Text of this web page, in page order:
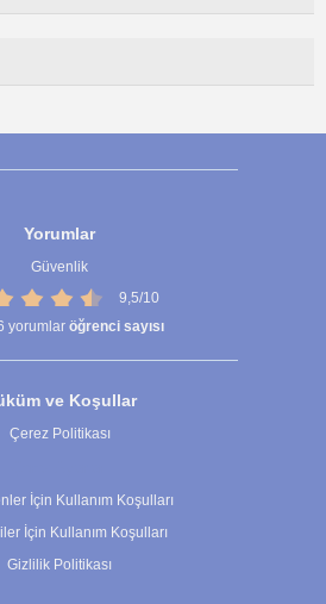
Yorumlar
Güvenlik
9,5/10
yorumlar öğrenci sayısı
ve Koşullar
Çerez Politikası
İçin Kullanım Koşulları
İçin Kullanım Koşulları
Gizlilik Politikası